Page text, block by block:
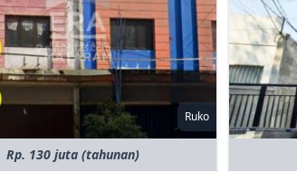
Ruko
Rp. 130 juta (tahunan)